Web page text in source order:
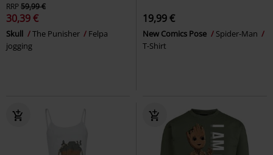
RRP59,99 €
30,39 €
Skull The Punisher
Felpa
jogging
19,99 €
New Comics Pose
Spider-Man
T-Shirt